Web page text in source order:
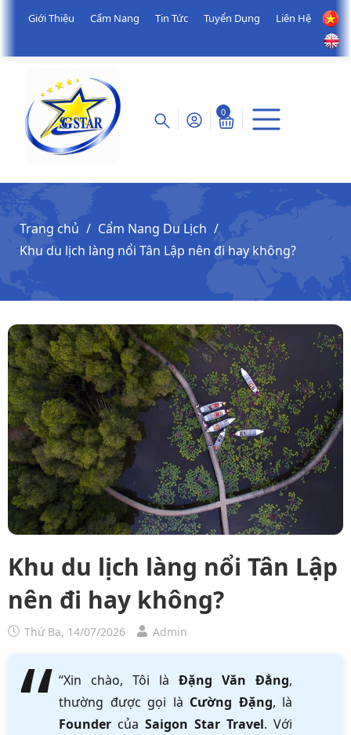
Giới Thiệu Cẩm Nang Tin Tức Tuyển Dụng Liên Hệ
0
Trang chủ
Cẩm Nang Du Lịch
Khu du lịch làng nổi Tân Lập nên đi hay không?
Khu du lịch làng nổi Tân Lập
nên đi hay không?
Thứ Ba, 14/07/2026 Admin
“Xin chào, Tôi là Đặng Văn Đẳng,
thường được gọi là Cường Đặng, là
Founder của Saigon Star Travel. Với